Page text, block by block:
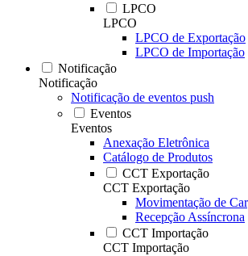
LPCO
LPCO
LPCO de Exportação
LPCO de Importação
Notificação
Notificação
Notificação de eventos push
Eventos
Eventos
Anexação Eletrônica
Catálogo de Produtos
CCT Exportação
CCT Exportação
Movimentação de
Recepção Assíncrona
CCT Importação
CCT Importação